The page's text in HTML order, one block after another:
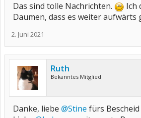
Das sind tolle Nachrichten.
Ich
Daumen, dass es weiter aufwärts
2. Juni 2021
Ruth
Bekanntes Mitglied
Danke, liebe @Stine fürs